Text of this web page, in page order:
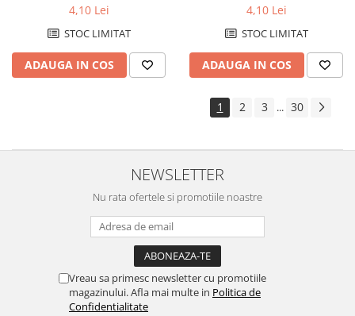
4,10 Lei
STOC LIMITAT
ADAUGA IN COS
4,10 Lei
STOC LIMITAT
ADAUGA IN COS
1 2 3 ... 30
NEWSLETTER
Nu rata ofertele si promotiile noastre
Vreau sa primesc newsletter cu promotiile
magazinului. Afla mai multe in Politica de
Confidentialitate